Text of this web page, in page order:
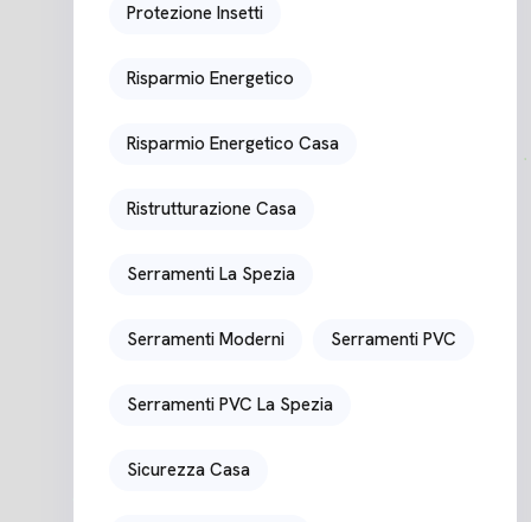
Protezione Insetti
Risparmio Energetico
Risparmio Energetico Casa
Ristrutturazione Casa
Serramenti La Spezia
Serramenti Moderni Serramenti PVC
Serramenti PVC La Spezia
Sicurezza Casa